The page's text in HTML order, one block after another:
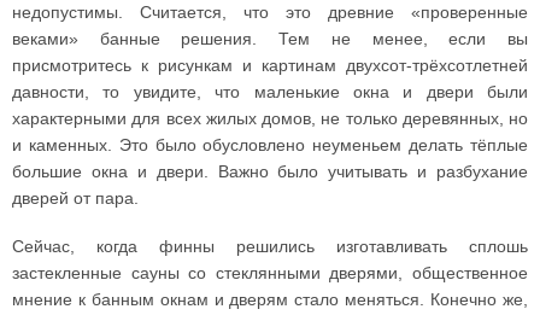
недопустимы. Считается, что это древние «проверенные
веками» банные решения. Тем не менее, если вы
присмотритесь к рисункам и картинам двухсот-трёхсотлетней
давности, то увидите, что маленькие окна и двери были
характерными для всех жилых домов, не только деревянных, но
и каменных. Это было обусловлено неуменьем делать тёплые
большие окна и двери. Важно было учитывать и разбухание
дверей от пара.
Сейчас, когда финны решились изготавливать сплошь
застекленные сауны со стеклянными дверями, общественное
мнение к банным окнам и дверям стало меняться. Конечно же,